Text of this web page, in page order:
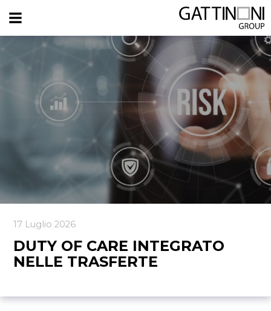
17 Luglio 2026
DUTY OF CARE INTEGRATO
NELLE TRASFERTE